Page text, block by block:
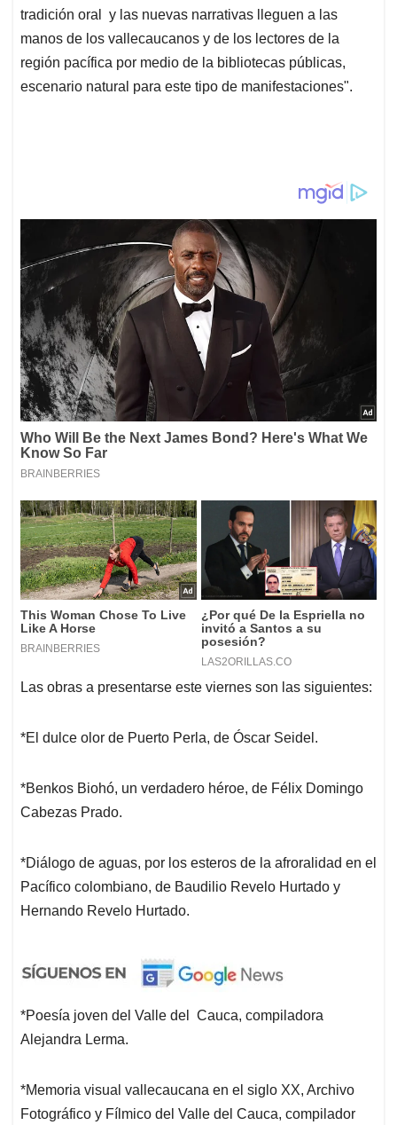
tradición oral y las nuevas narrativas lleguen a las
manos de los vallecaucanos y de los lectores de la
región pacífica por medio de la bibliotecas públicas,
escenario natural para este tipo de manifestaciones".
Las obras a presentarse este viernes son las siguientes:
*El dulce olor de Puerto Perla, de Óscar Seidel.
*Benkos Biohó, un verdadero héroe, de Félix Domingo
Cabezas Prado.
*Diálogo de aguas, por los esteros de la afroralidad en el
Pacífico colombiano, de Baudilio Revelo Hurtado y
Hernando Revelo Hurtado.
*Poesía joven del Valle del Cauca, compiladora
Alejandra Lerma.
*Memoria visual vallecaucana en el siglo XX, Archivo
Fotográfico y Fílmico del Valle del Cauca, compilador